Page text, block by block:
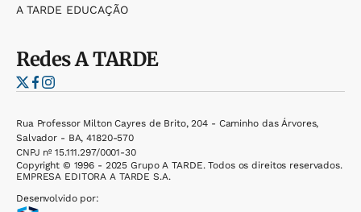
A TARDE EDUCAÇÃO
RedesA TARDE
Rua Professor Milton Cayres de Brito, 204 - Caminho das Árvores,
Salvador - BA, 41820-570
CNPJ nº 15.111.297/0001-30
Copyright © 1996 - 2025 Grupo A TARDE. Todos os direitos reservados.
EMPRESA EDITORA A TARDE S.A.
Desenvolvido por: